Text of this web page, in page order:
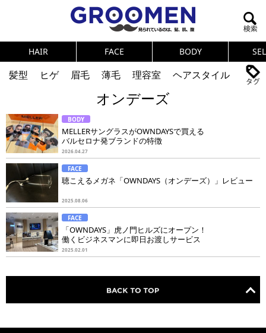
HAIR FACE BODY
髪型 ヒゲ 眉毛 薄毛 理容室
ヘアスタイル
ニオイ
連載
メンズコスメ
NEWS PICK UP 筋肉
女の本音
テストステロン
海外セレブ
健康
スキンケア 食事
調査結果
トレーニング
好印象な男
頭皮ケア
ダイエット
理容室
オンデーズ
BODY
MELLERサングラスがOWNDAYSで買える
バルセロナ発ブランドの特徴
2026.04.27
FACE
聴こえるメガネ「OWNDAYS（オンデーズ）」レビュー
2025.08.06
FACE
「OWNDAYS」虎ノ門ヒルズにオープン！
働くビジネスマンに即日お渡しサービス
2025.02.01